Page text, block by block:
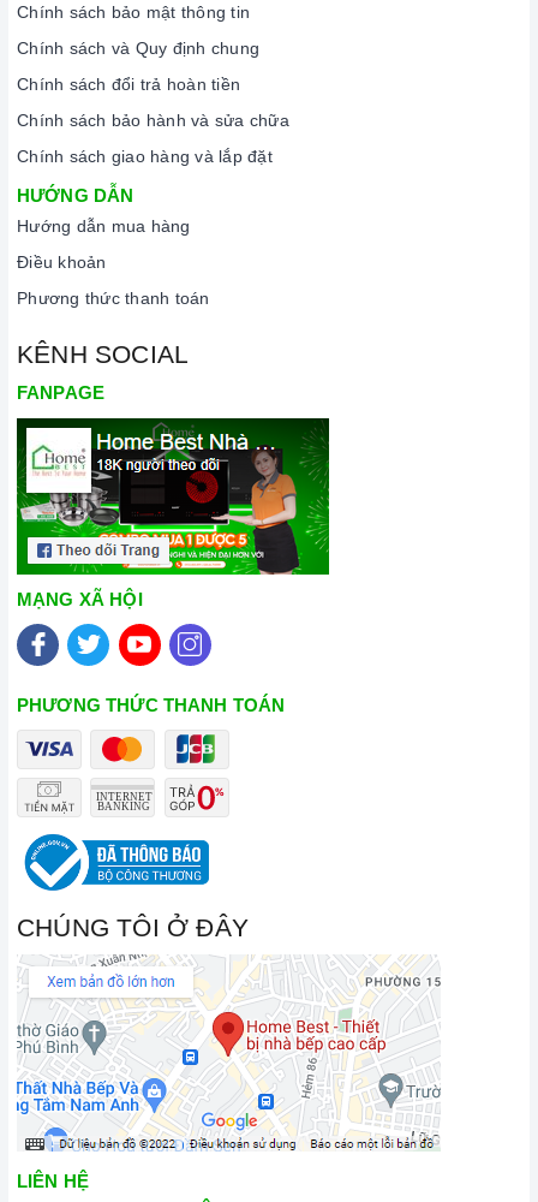
Chính sách bảo mật thông tin
Chính sách và Quy định chung
Chính sách đổi trả hoàn tiền
Chính sách bảo hành và sửa chữa
Chính sách giao hàng và lắp đặt
HƯỚNG DẪN
Hướng dẫn mua hàng
Điều khoản
Phương thức thanh toán
KÊNH SOCIAL
FANPAGE
MẠNG XÃ HỘI
PHƯƠNG THỨC THANH TOÁN
CHÚNG TÔI Ở ĐÂY
LIÊN HỆ